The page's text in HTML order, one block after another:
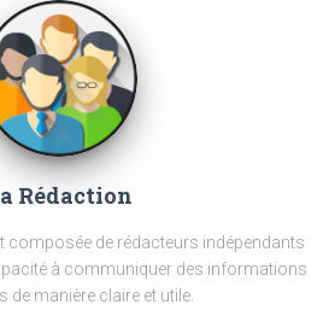
Rédaction
composée de rédacteurs indépendants
à communiquer des informations
de manière claire et utile.